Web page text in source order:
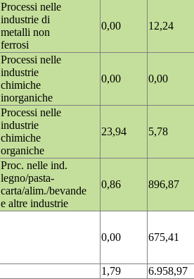
Processi nelle
industrie di
metalli non
ferrosi
0,00 12,24
Processi nelle
industrie
chimiche
inorganiche
0,00 0,00
Processi nelle
industrie
chimiche
organiche
23,94 5,78
Proc. nelle ind.
legno/pasta-
carta/alim./bevande
e altre industrie
0,86 896,87
0,00 675,41
1,79
6.958,97